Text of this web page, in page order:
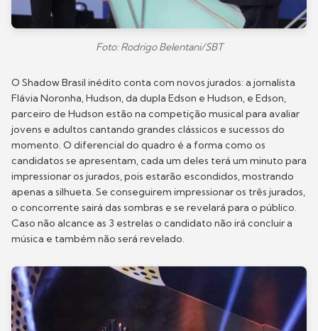
Foto: Rodrigo Belentani/SBT
O Shadow Brasil inédito conta com novos jurados: a jornalista
Flávia Noronha, Hudson, da dupla Edson e Hudson, e Edson,
parceiro de Hudson estão na competição musical para avaliar
jovens e adultos cantando grandes clássicos e sucessos do
momento. O diferencial do quadro é a forma como os
candidatos se apresentam, cada um deles terá um minuto para
impressionar os jurados, pois estarão escondidos, mostrando
apenas a silhueta. Se conseguirem impressionar os três jurados,
o concorrente sairá das sombras e se revelará para o público.
Caso não alcance as 3 estrelas o candidato não irá concluir a
música e também não será revelado.